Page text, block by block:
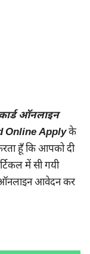
कार्ड ऑनलाइन
Applyके
हूँ कि आपको दी
में सी गयी
ऑनलाइन आवेदन कर